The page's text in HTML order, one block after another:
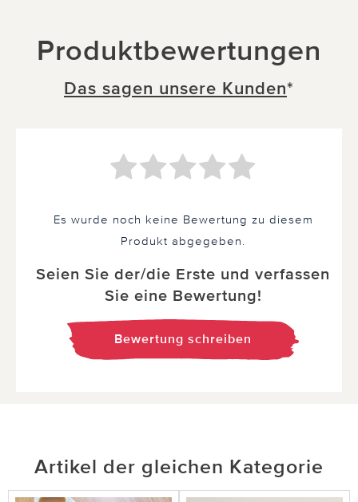
Produktbewertungen
Das sagen unsere Kunden*
Es wurde noch keine Bewertung zu diesem
Produkt abgegeben.
Seien Sie der/die Erste und verfassen
Sie eine Bewertung!
Bewertung schreiben
Artikel der gleichen Kategorie